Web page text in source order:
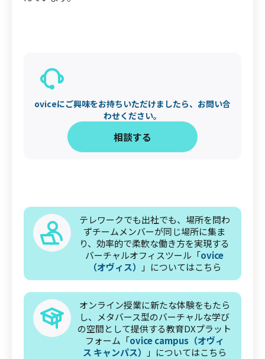
oviceにご興味をお持ちいただけましたら、お問い合
わせください。
‍相談する
テレワークでも出社でも、場所を問わ
ずチームメンバーが同じ場所に集ま
り、効率的で柔軟な働き方を実現する
バーチャルオフィスツール「ovice
（オヴィス）
」についてはこちら
オンライン授業に新たな体験をもたら
し、メタバース型のバーチャルな学び
の空間として提供する教育DXプラット
フォーム「ovice campus（オヴィ
ス キャンパス）
」についてはこちら